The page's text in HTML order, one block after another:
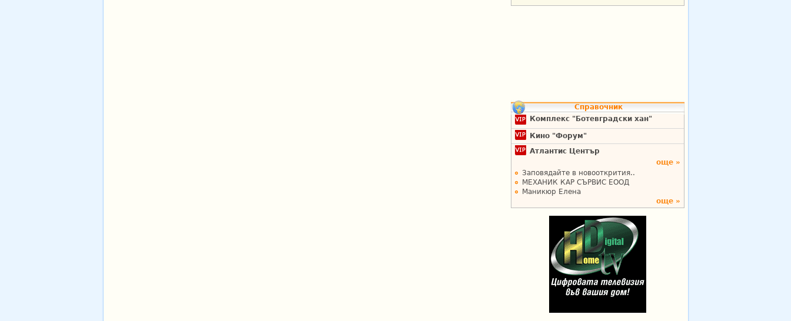
Справочник
Комплекс "Ботевградски хан"
Кино "Форум"
Атлантис Център
още »
Заповядайте в новооткрития..
МЕХАНИК КАР СЪРВИС ЕООД
Маникюр Елена
още »